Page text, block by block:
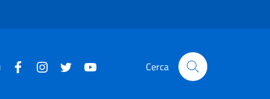
Cerca